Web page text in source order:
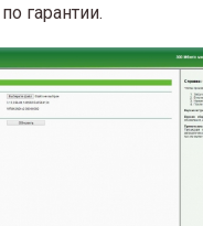
гарантии.